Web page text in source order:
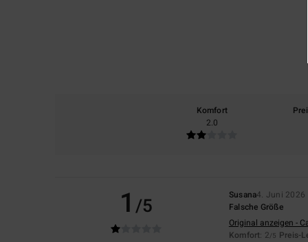
Komfort
2.0
1 /5 Susana4. Juni 2026
Falsche Größe
Original anzeigen -
Komfort: 2/5 Preis-